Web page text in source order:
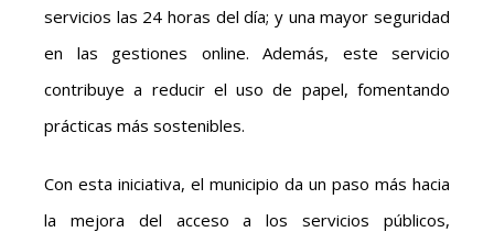
servicios las 24 horas del día; y una mayor seguridad
en las gestiones online. Además, este servicio
contribuye a reducir el uso de papel, fomentando
prácticas más sostenibles.
Con esta iniciativa, el municipio da un paso más hacia
la mejora del acceso a los servicios públicos,